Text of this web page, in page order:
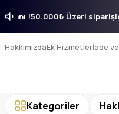
İmkanı !50.000₺ Üzeri
HakkımızdaEk Hizmetlerİade
Kategoriler